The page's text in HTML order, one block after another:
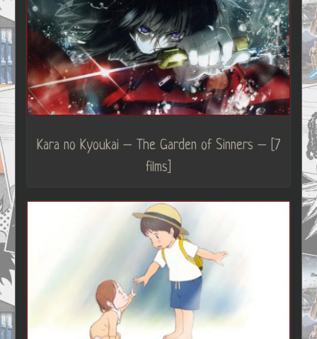
Kara no Kyoukai – The Garden of Sinners – [7
films]